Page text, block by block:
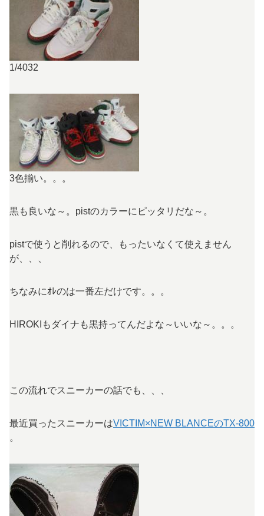
1/4032
3色揃い。。。
黒も良いな～。pistのカラーにピッタリだな～。
pistで使うと削れるので、もったいなくて使えません
が、、、
ちなみにｵﾚのは一番左だけです。。。
HIROKIもダイナも黒持ってんだよな～いいな～。。。
この流れでスニーカーの話でも、、、
最近買ったスニーカーはVICTIM×NEW BLANCEのTX-800
。